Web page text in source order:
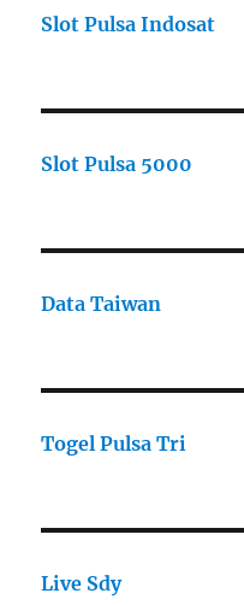
Slot Pulsa Indosat
Slot Pulsa 5000
Data Taiwan
Togel Pulsa Tri
Live Sdy